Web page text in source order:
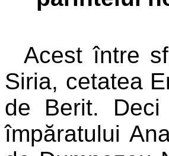
Acest între
Siria, cetatea
de Berit. Deci
împăratului